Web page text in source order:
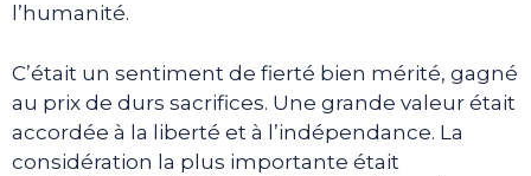
l’humanité.
C’était un sentiment de fierté bien mérité, gagné
au prix de durs sacrifices. Une grande valeur était
accordée à la liberté et à l’indépendance. La
considération la plus importante était